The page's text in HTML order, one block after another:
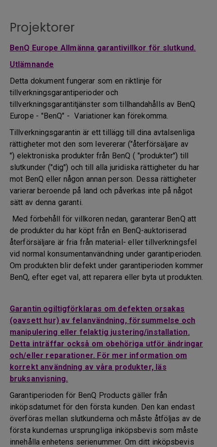
Projektorer
BenQ Europe Allmänna garantivillkor för slutkund.
Utlämnande
Detta dokument fungerar som en riktlinje för
tillverkningsgarantiperioder och
tillverkningsgarantitjänster som tillhandahålls av BenQ
Europe - "BenQ" - Variationer kan förekomma.
Tillverkningsgarantin är ett tillägg till dina avtalsenliga
rättigheter mot den som levererar ("återförsäljare av
") elektroniska produkter från BenQ ( "produkter") till
slutkunder ("dig") och till alla juridiska rättigheter du har
mot BenQ eller någon annan person. Dessa rättigheter
varierar beroende på land och påverkas inte på något
sätt av denna garanti.
Med förbehåll för villkoren nedan, garanterar BenQ att
de produkter du har köpt från en BenQ-auktoriserad
återförsäljare är fria från material- eller tillverkningsfel
vid normal konsumentanvändning under garantiperioden.
Om produkten blir defekt under garantiperioden kommer
BenQ, efter eget val, att reparera eller byta ut produkten.
Garantin ogiltigförklaras om defekten orsakas
(oavsett hur) av felanvändning, försummelse och
manipulering eller felaktig justering/installation.
Detta inträffar också om obehöriga utför ändringar
och/eller reparationer. För mer information om
korrekt användning av våra produkter, läs
bruksanvisning.
Garantiperioden för BenQ Products gäller från
inköpsdatumet för den första kunden. Den kan endast
överföras mellan slutkunderna och måste åtföljas av de
första kundernas ursprungliga inköpsbevis som måste
innehålla enhetens serienummer. Om ditt inköpsbevis